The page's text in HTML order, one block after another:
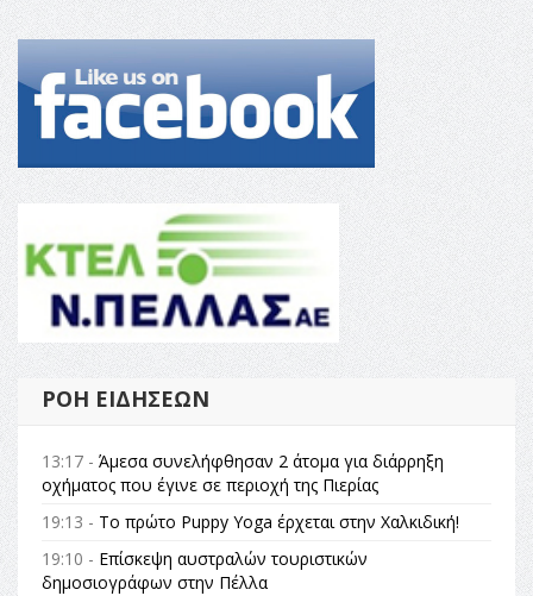
ΡΟΉ ΕΙΔΉΣΕΩΝ
13:17 - Άμεσα συνελήφθησαν 2 άτομα για διάρρηξη
οχήματος που έγινε σε περιοχή της Πιερίας
19:13 - Το πρώτο Puppy Yoga έρχεται στην Χαλκιδική!
19:10 - Επίσκεψη αυστραλών τουριστικών
δημοσιογράφων στην Πέλλα